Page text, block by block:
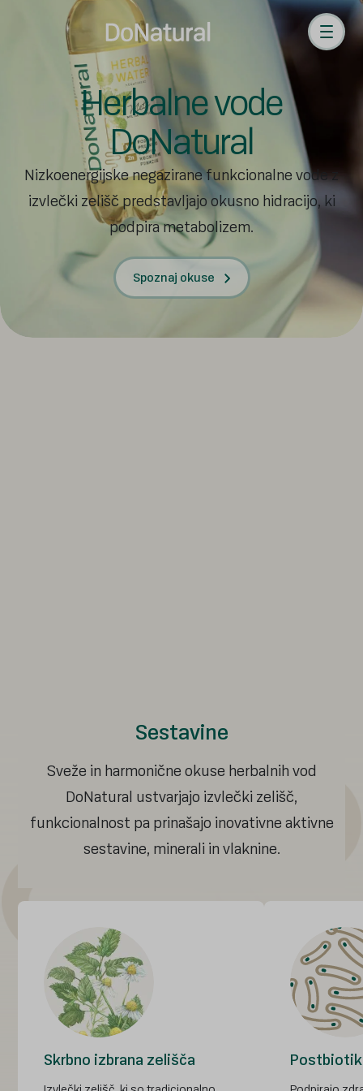
Herbalnevode
DoNatural
Nizkoenergijske negazirane funkcionalne vode z
izvlečki zelišč predstavljajo okusno hidracijo, ki
podpira metabolizem.
Spoznaj okuse
Sestavine
Sveže in harmonične okuse herbalnih vod
DoNatural ustvarjajo izvlečki zelišč,
funkcionalnost pa prinašajo inovativne aktivne
sestavine, minerali in vlaknine.
Skrbno izbrana zelišča